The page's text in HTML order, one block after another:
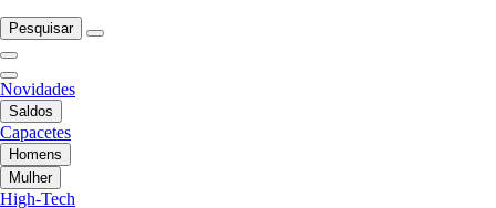
Pesquisar
Novidades
Saldos
Capacetes
Homens
Mulher
High-Tech